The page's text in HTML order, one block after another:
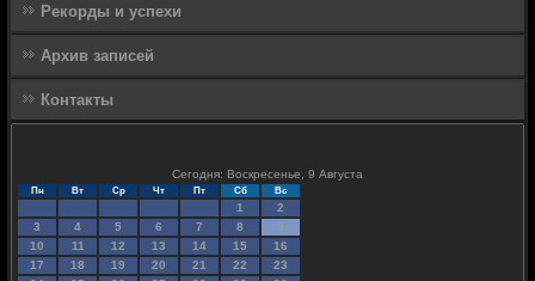
Рекорды и успехи
Архив записей
Контакты
Сегодня: Воскресенье, 9 Августа
Пн Вт Ср Чт Пт Сб Вс
1
2
3
4 5 6 7 8
9
10
11 12 13 14 15
16
17
18 19 20 21 22
23